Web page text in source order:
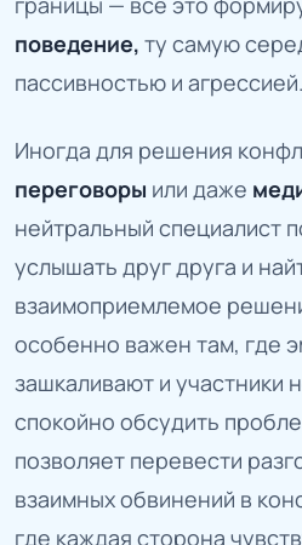
поведение, ту самую
пассивностью и агрессией.
Иногда для решения
переговоры или даже
нейтральный специалист
услышать друг друга и
взаимоприемлемое
особенно важен там, где
зашкаливают и участники
спокойно обсудить
позволяет перевести
взаимных обвинений в
где каждая сторона